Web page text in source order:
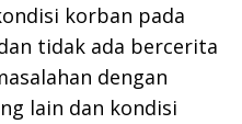
korban pada
tidak ada bercerita
dengan
lain dan kondisi